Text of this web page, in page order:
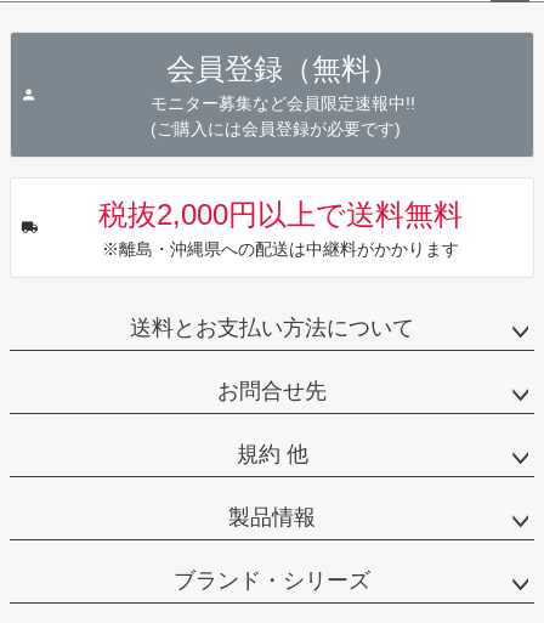
会員登録（無料）
モニター募集など会員限定速報中!!
(ご購入には会員登録が必要です)
税抜2,000円以上で送料無料
※離島・沖縄県への配送は中継料がかかります
送料とお支払い方法について
お問合せ先
規約 他
製品情報
ブランド・シリーズ